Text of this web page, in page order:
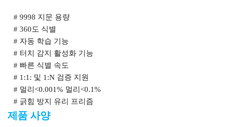
# 9998 지문 용량
# 360도 식별
# 자동 학습 기능
# 터치 감지 활성화 기능
# 빠른 식별 속도
# 1:1: 및 1:N 검증 지원
# 멀리<0.001% 멀리<0.1%
# 긁힘 방지 유리 프리즘
제품 사양